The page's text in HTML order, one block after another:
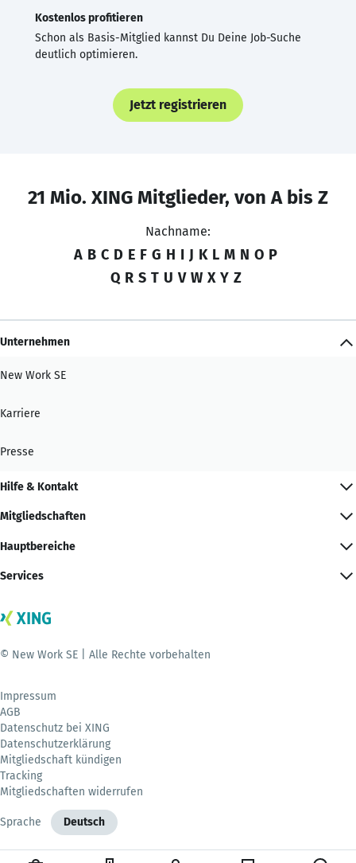
Kostenlos profitieren
Schon als Basis-Mitglied kannst Du Deine Job-Suche
deutlich optimieren.
Jetzt registrieren
21 Mio. XING Mitglieder, von A bis Z
Nachname:
A B C D E F G H I J K L M N O P
Q R S T U V W X Y Z
Unternehmen
New Work SE
Karriere
Presse
Hilfe & Kontakt
Mitgliedschaften
Hauptbereiche
Services
© New Work SE | Alle Rechte vorbehalten
Impressum
AGB
Datenschutz bei XING
Datenschutzerklärung
Mitgliedschaft kündigen
Tracking
Mitgliedschaften widerrufen
Sprache Deutsch